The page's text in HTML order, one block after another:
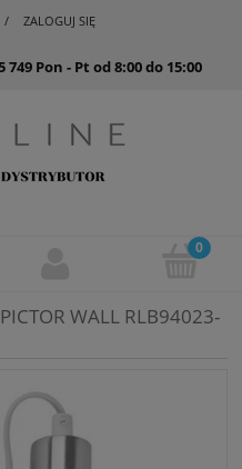
ZALOGUJ SIĘ
749 Pon - Pt od 8:00 do 15:00
WALL RLB94023-